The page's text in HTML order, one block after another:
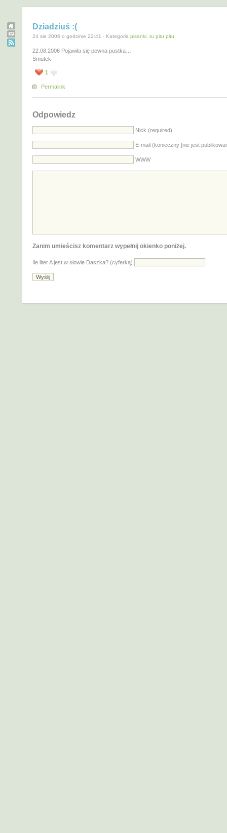
Dziadziuś :(
24 sie 2006 o godzinie 22:41 · Kategoria pisanki, tu pitu pitu
22.08.2006 Pojawiła się pewna pustka…
Smutek.
1
Permalink
Odpowiedz
Nick (required)
E-mail (konieczny [nie jest
WWW
Zanim umieścisz komentarz wypełnij okienko poniżej.
Ile liter A jest w słowie Daszka? (cyferką)